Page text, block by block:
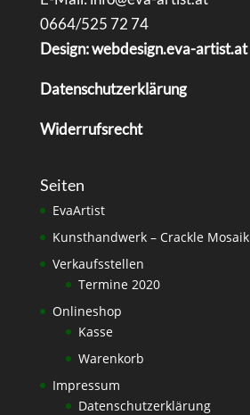
0664/525 72 74
Design: webdesign.eva-artist.at
Datenschutzerklärung
Widerrufsrecht
Seiten
EvaArtist
Kunsthandwerk – Crackle Mosaik
Verkaufsstellen
Termine 2020
Onlineshop
Kasse
Warenkorb
Impressum
Datenschutzerklärung